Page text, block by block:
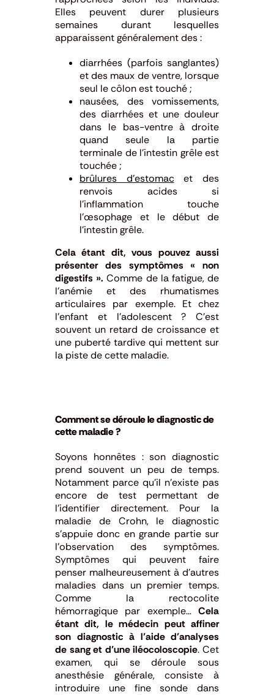
Elles peuvent durer plusieurs
semaines durant lesquelles
apparaissent généralement des :
diarrhées (parfois sanglantes)
et des maux de ventre, lorsque
seul le côlon est touché ;
nausées, des vomissements,
des diarrhées et une douleur
dans le bas-ventre à droite
quand seule la partie
terminale de l’intestin grêle est
touchée ;
brûlures d’estomacet des
renvois acides si
l’inflammation touche
l’œsophage et le début de
l’intestin grêle.
Cela étant dit, vous pouvez aussi
présenter des symptômes « non
digestifs ». Comme de la fatigue, de
l’anémie et des rhumatismes
articulaires par exemple. Et chez
l’enfant et l’adolescent ? C’est
souvent un retard de croissance et
une puberté tardive qui mettent sur
la piste de cette maladie.
Comment se déroule le diagnostic de
cette maladie ?
Soyons honnêtes : son diagnostic
prend souvent un peu de temps.
Notamment parce qu’il n’existe pas
encore de test permettant de
l’identifier directement. Pour la
maladie de Crohn, le diagnostic
s’appuie donc en grande partie sur
l’observation des symptômes.
Symptômes qui peuvent faire
penser malheureusement à d’autres
maladies dans un premier temps.
Comme la rectocolite
hémorragique par exemple… Cela
étant dit, le médecin peut affiner
son diagnostic à l’aide d’analyses
de sang et d’une iléocoloscopie. Cet
examen, qui se déroule sous
anesthésie générale, consiste à
introduire une fine sonde dans